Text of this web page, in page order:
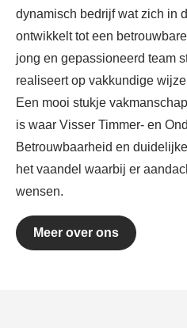
dynamisch bedrijf wat zich in
ontwikkelt tot een
jong en gepassioneerd team
realiseert op vakkundige
Een mooi stukje
is waar Visser Timmer- en
Betrouwbaarheid en
het vaandel waarbij er
wensen.
Meer over ons